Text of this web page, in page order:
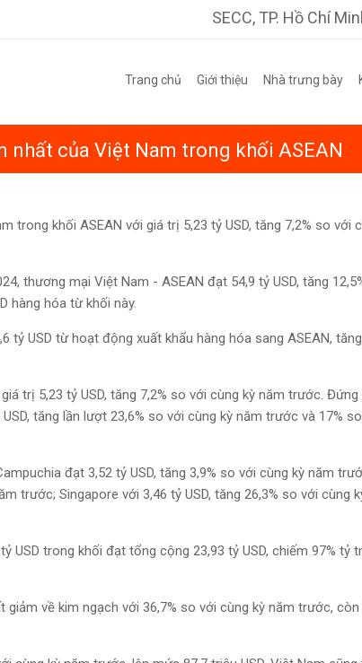
SECC, TP. Hồ Chí
Trang chủ Giới thiệu Nhà trưng bày
của Việt Nam trong khối ASEAN
trong khối ASEAN với giá trị 5,23 tỷ USD, tăng 7,2% so với
thương mại Việt Nam - ASEAN đạt 54,9 tỷ USD, tăng
hàng hóa từ khối này.
tỷ USD từ hoạt động xuất khẩu hàng hóa sang ASEAN, tăng
trị 5,23 tỷ USD, tăng 7,2% so với cùng kỳ năm trước. Đứng
tăng lần lượt 23,6% so với cùng kỳ năm trước và 17%
đạt 3,52 tỷ USD, tăng 3,9% so với cùng kỳ năm
trước; Singapore với 3,46 tỷ USD, tăng 26,3% so với cùng
USD trong khối đạt tổng cộng 23,93 tỷ USD, chiếm 97% tỷ
về kim ngạch với 36,7% so với cùng kỳ năm trước, còn